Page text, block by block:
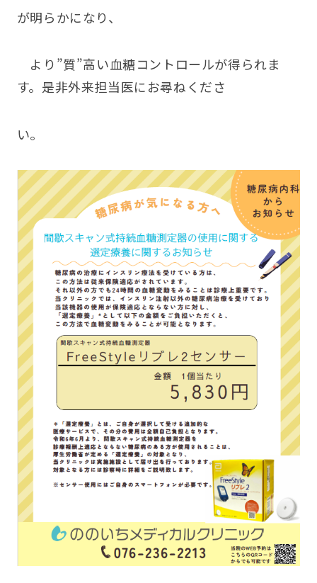
が明らかになり、
より”質”高い血糖コントロールが得られま
す。是非外来担当医にお尋ねくださ
い。